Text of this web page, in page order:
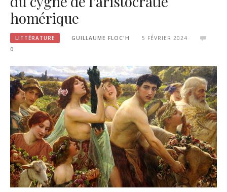
homérique
LITTÉRATURE GUILLAUME FLOC'H
5 FÉVRIER 2024
0